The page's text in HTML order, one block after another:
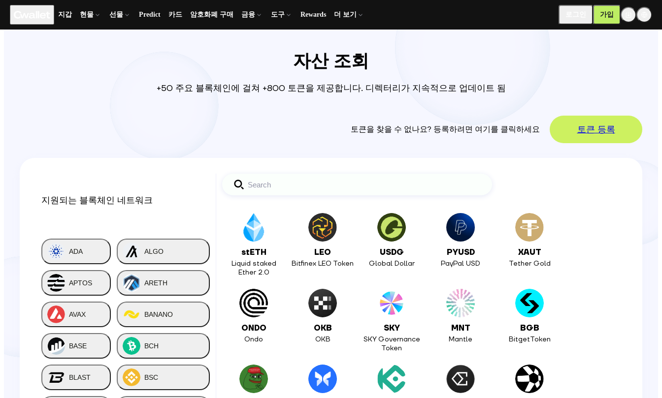
지갑 현물 선물 Predict 카드 암호화폐 구매 금융 도구 Rewards 더 보기 가입
자산 조회
+50 주요 블록체인에 걸쳐 +800 토큰을 제공합니다. 디렉터리가 지속적으로 업데이트 됨
토큰을 찾을 수 없나요? 등록하려면 여기를 클릭하세요 토큰 등록
지원되는 블록체인 네트워크
ADA ALGO
APTOS ARETH
AVAX BANANO
BASE BCH
BLAST BSC
stETH
Liquid staked
Ether 2.0
LEO
Bitfinex LEO Token
USDG
Global Dollar
PYUSD
PayPal USD
XAUT
Tether Gold
ONDO
Ondo
OKB
OKB
SKY
SKY Governance
Token
MNT
Mantle
BGB
BitgetToken